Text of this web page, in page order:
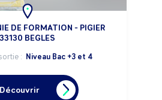
DE FORMATION - PIGIER
33130 BEGLES
: Niveau Bac +3 et 4
Découvrir